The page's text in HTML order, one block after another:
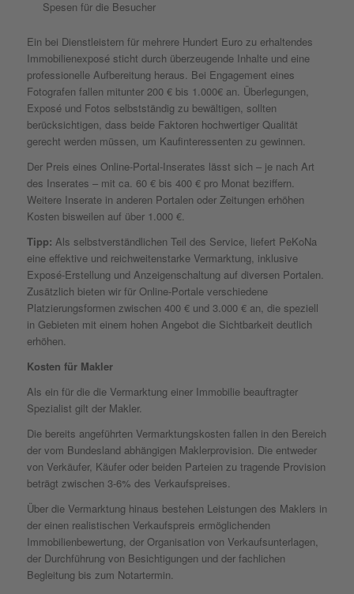
Spesen für die Besucher
Ein bei Dienstleistern für mehrere Hundert Euro zu erhaltendes
Immobilienexposé sticht durch überzeugende Inhalte und eine
professionelle Aufbereitung heraus. Bei Engagement eines
Fotografen fallen mitunter 200 € bis 1.000€ an. Überlegungen,
Exposé und Fotos selbstständig zu bewältigen, sollten
berücksichtigen, dass beide Faktoren hochwertiger Qualität
gerecht werden müssen, um Kaufinteressenten zu gewinnen.
Der Preis eines Online-Portal-Inserates lässt sich – je nach Art
des Inserates – mit ca. 60 € bis 400 € pro Monat beziffern.
Weitere Inserate in anderen Portalen oder Zeitungen erhöhen
Kosten bisweilen auf über 1.000 €.
Tipp: Als selbstverständlichen Teil des Service, liefert PeKoNa
eine effektive und reichweitenstarke Vermarktung, inklusive
Exposé-Erstellung und Anzeigenschaltung auf diversen Portalen.
Zusätzlich bieten wir für Online-Portale verschiedene
Platzierungsformen zwischen 400 € und 3.000 € an, die speziell
in Gebieten mit einem hohen Angebot die Sichtbarkeit deutlich
erhöhen.
Kosten für Makler
Als ein für die die Vermarktung einer Immobilie beauftragter
Spezialist gilt der Makler.
Die bereits angeführten Vermarktungskosten fallen in den Bereich
der vom Bundesland abhängigen Maklerprovision. Die entweder
von Verkäufer, Käufer oder beiden Parteien zu tragende Provision
beträgt zwischen 3-6% des Verkaufspreises.
Über die Vermarktung hinaus bestehen Leistungen des Maklers in
der einen realistischen Verkaufspreis ermöglichenden
Immobilienbewertung, der Organisation von Verkaufsunterlagen,
der Durchführung von Besichtigungen und der fachlichen
Begleitung bis zum Notartermin.